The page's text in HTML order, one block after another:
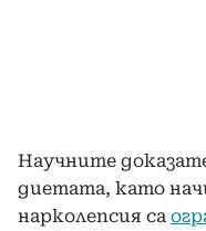
Научните
диетата, като
нарколепсия са